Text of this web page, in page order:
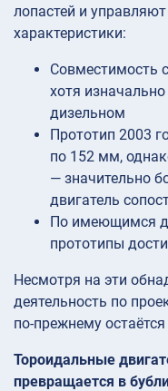
лопастей и
характеристики:
Совместимость
хотя
дизельном
Прототип 2003
по 152 мм,
— значительно
двигатель
По имеющимся
прототипы
Несмотря на эти
деятельность по
по-прежнему
Тороидальные
превращается в